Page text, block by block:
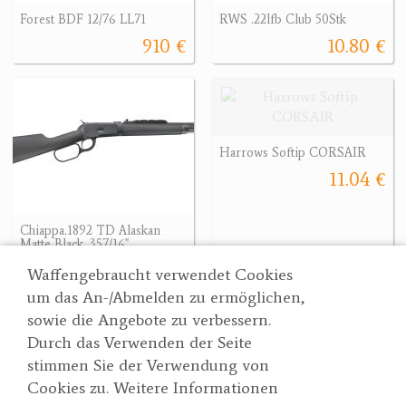
Waffengebraucht verwendet Cookies
um das An-/Abmelden zu ermöglichen,
sowie die Angebote zu verbessern.
Durch das Verwenden der Seite
stimmen Sie der Verwendung von
Cookies zu. Weitere Informationen
Forest BDF 12/76 LL71
910 €
RWS .22lfb Club 50Stk
10.80 €
Chiappa.1892 TD Alaskan
Matte Black .357/16"
1665.58 €
1665.58 €
Harrows Softip CORSAIR
11.04 €
Suche
Partner
Wertgarner 1820
Jagd & SporthandelsgmbH